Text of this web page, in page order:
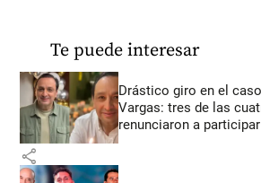
Te puede interesar
Drástico giro en el
Vargas: tres de las
renunciaron a
share